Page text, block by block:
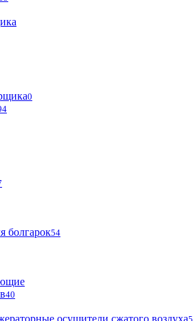
0
болгарок54
40
осушители сжатого воздуха